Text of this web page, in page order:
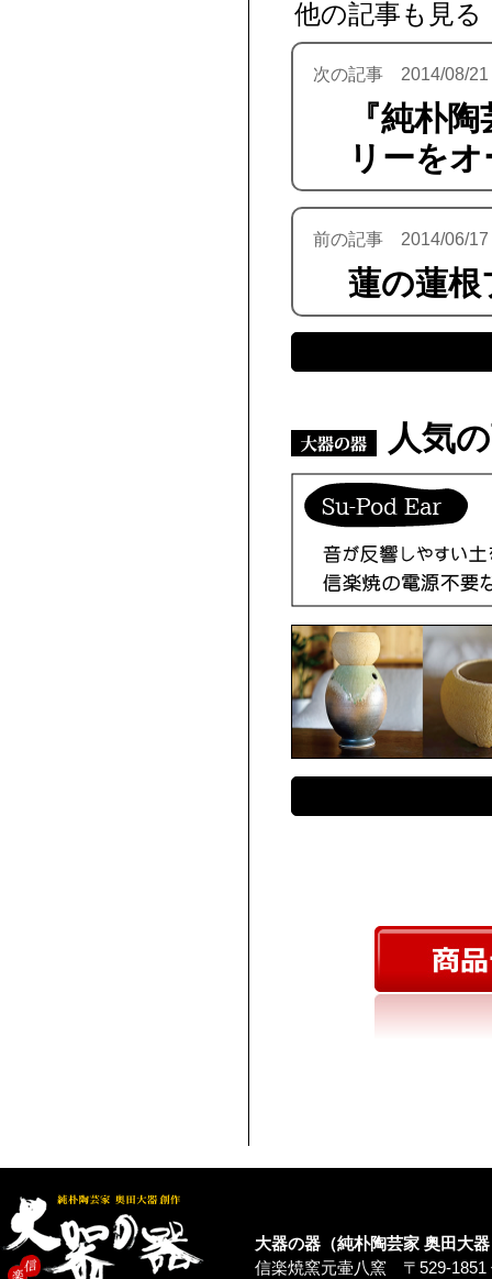
他の記事も見る
次の記事 2014/08/21
『純朴
リーを
前の記事 2014/06/17
蓮の蓮
人気
大器の器（純朴陶芸家 奥田大
信楽焼窯元壷八窯 〒529-